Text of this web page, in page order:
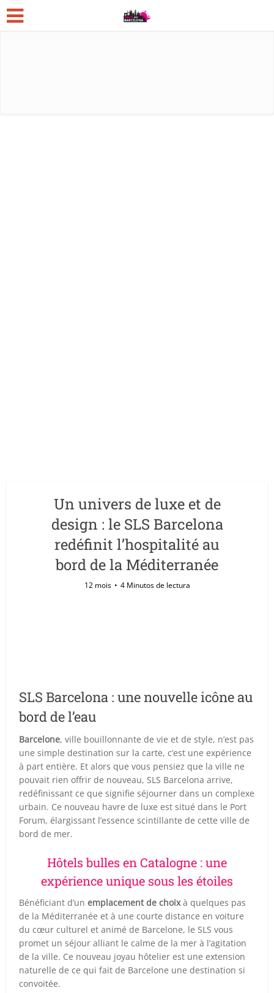
Un univers de luxe et de
design : le SLS Barcelona
redéfinit l’hospitalité au
bord de la Méditerranée
12 mois 4 Minutos de lectura
SLS Barcelona : une nouvelle icône au
bord de l’eau
Barcelone, ville bouillonnante de vie et de style, n’est pas
une simple destination sur la carte, c’est une expérience
à part entière. Et alors que vous pensiez que la ville ne
pouvait rien offrir de nouveau, SLS Barcelona arrive,
redéfinissant ce que signifie séjourner dans un complexe
urbain. Ce nouveau havre de luxe est situé dans le Port
Forum, élargissant l’essence scintillante de cette ville de
bord de mer.
Hôtels bulles en Catalogne : une
expérience unique sous les étoiles
Bénéficiant d’unemplacement de choixà quelques pas
de la Méditerranée et à une courte distance en voiture
du cœur culturel et animé de Barcelone, le SLS vous
promet un séjour alliant le calme de la mer à l’agitation
de la ville. Ce nouveau joyau hôtelier est une extension
naturelle de ce qui fait de Barcelone une destination si
convoitée.